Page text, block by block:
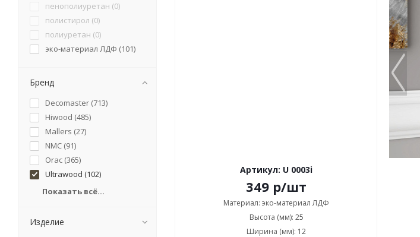
Артикул: U 0003i
349 р/шт
Материал: эко-материал ЛДФ
Высота (мм): 25
Ширина (мм): 12
пенополиуретан (0)
полистирол (0)
полиуретан (0)
эко-материал ЛДФ (101)
Бренд
Decomaster (713)
Hiwood (485)
Mallers (27)
NMC (91)
Orac (365)
Ultrawood (102)
Показать всё...
Изделие